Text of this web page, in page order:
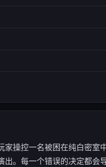
操控一名被困在纯白密室
。每一个错误的决定都会